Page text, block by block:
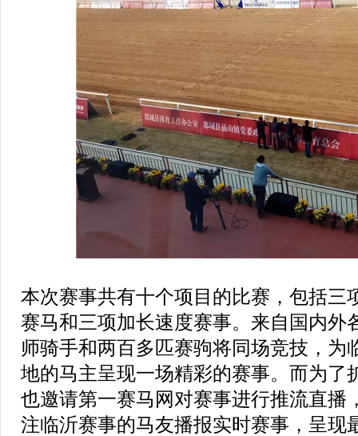
本次赛事共有十个项目的比赛，包括三
赛马和三项加长速度赛事。来自国内外
师骑手和两百多匹赛驹将同场竞技，为
地的马主呈现一场精彩的赛事。而为了
也邀请第一赛马网对赛事进行推流直播
注临沂赛事的马友播报实时赛事，呈现